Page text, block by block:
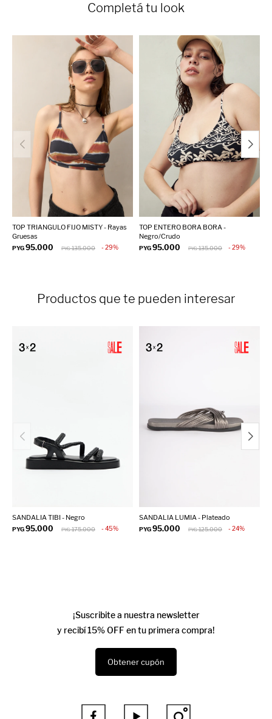
Completá tu look
TOP TRIANGULO FIJO MISTY - Rayas
Gruesas
PYG95.000 PYG 135.000 29
TOP ENTERO BORA BORA -
Negro/Crudo
PYG95.000 PYG 135.000 29
Productos que te pueden interesar
SANDALIA TIBI - Negro
PYG95.000 PYG 175.000 45
SANDALIA LUMIA - Plateado
PYG95.000 PYG 125.000 24
¡Suscribite a nuestra newsletter
y recibí 15% OFF en tu primera compra!
Obtener cupón